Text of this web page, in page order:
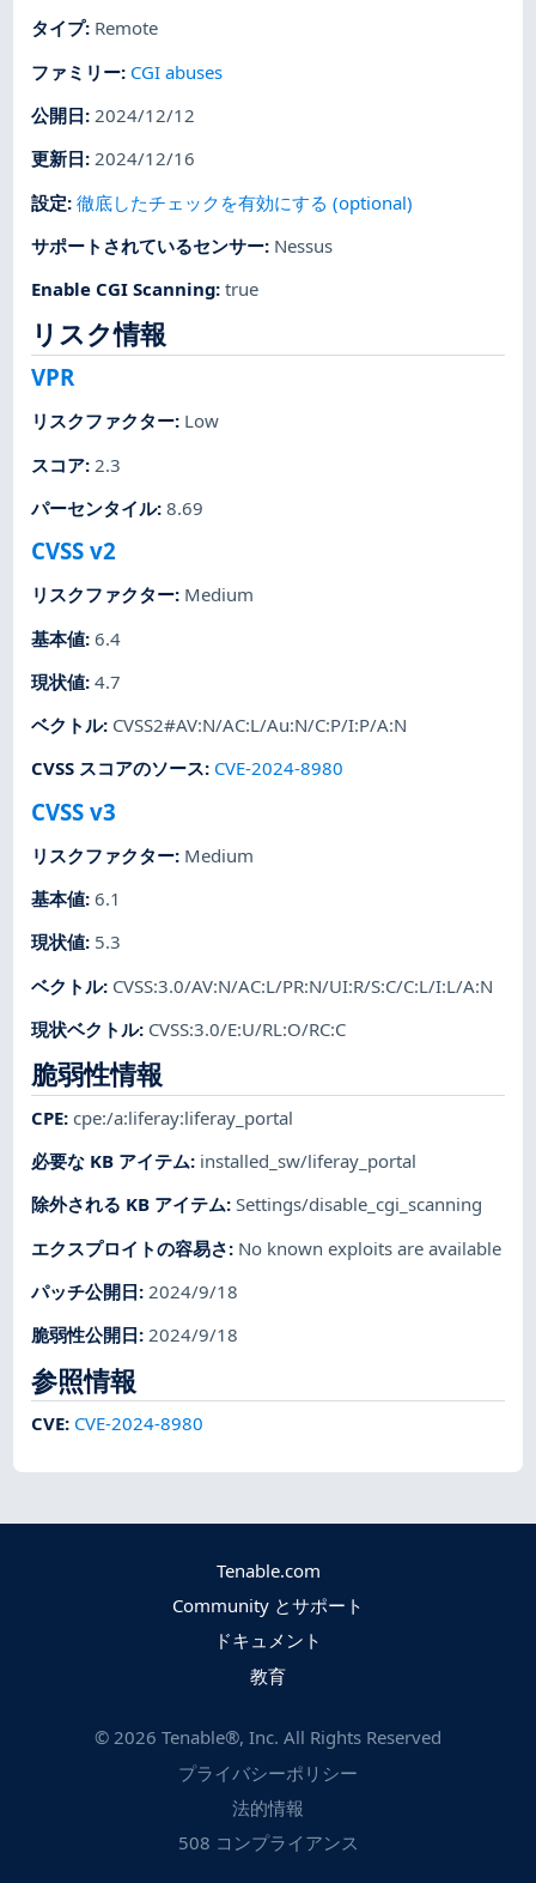
タイプ: Remote
ファミリー: CGI abuses
公開日:2024/12/12
更新日:2024/12/16
設定:徹底したチェックを有効にする (optional)
サポートされているセンサー: Nessus
Enable CGI Scanning:true
リスク情報
VPR
リスクファクター: Low
スコア: 2.3
パーセンタイル:8.69
CVSS v2
リスクファクター: Medium
基本値:6.4
現状値:4.7
ベクトル: CVSS2#AV:N/AC:L/Au:N/C:P/I:P/A:N
CVSS スコアのソース: CVE-2024-8980
CVSS v3
リスクファクター: Medium
基本値:6.1
現状値: 5.3
ベクトル: CVSS:3.0/AV:N/AC:L/PR:N/UI:R/S:C/C:L/I:L/A:N
現状ベクトル: CVSS:3.0/E:U/RL:O/RC:C
脆弱性情報
CPE:cpe:/a:liferay:liferay_portal
必要な KB アイテム: installed_sw/liferay_portal
除外される KB アイテム:Settings/disable_cgi_scanning
エクスプロイトの容易さ: No known exploits are available
パッチ公開日:2024/9/18
脆弱性公開日:2024/9/18
参照情報
CVE: CVE-2024-8980
Tenable.com
Community とサポート
ドキュメント
教育
© 2026 Tenable®, Inc. All Rights Reserved
プライバシーポリシー
法的情報
508 コンプライアンス